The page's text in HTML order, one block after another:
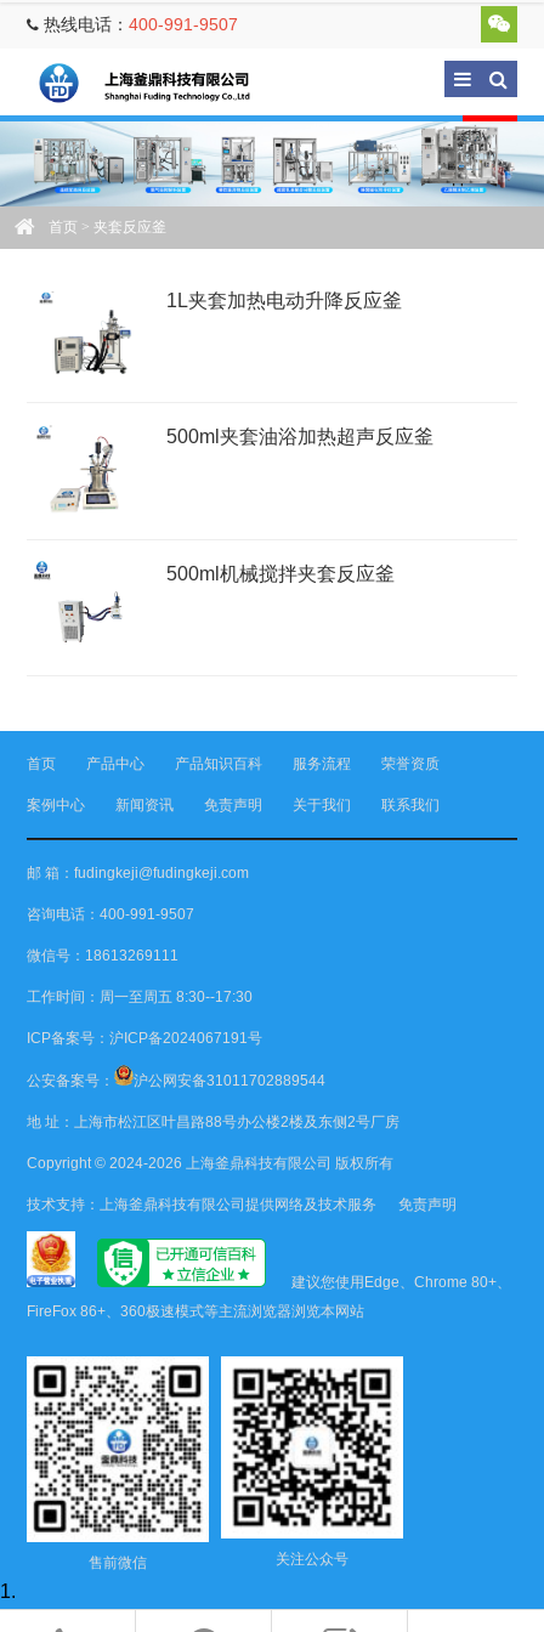
热线电话：400-991-9507
首页 > 夹套反应釜
1L夹套加热电动升降反应釜
500ml夹套油浴加热超声反应釜
500ml机械搅拌夹套反应釜
首页 产品中心 产品知识百科 服务流程 荣誉资质
案例中心 新闻资讯 免责声明 关于我们 联系我们
邮 箱：fudingkeji@fudingkeji.com
咨询电话：400-991-9507
微信号：18613269111
工作时间：周一至周五 8:30--17:30
ICP备案号：沪ICP备2024067191号
公安备案号： 沪公网安备31011702889544
地 址：上海市松江区叶昌路88号办公楼2楼及东侧2号厂房
Copyright © 2024-2026上海釜鼎科技有限公司 版权所有
技术支持：上海釜鼎科技有限公司提供网络及技术服务 免责声明
建议您使用Edge、Chrome 80+、
FireFox 86+、360极速模式等主流浏览器浏览本网站
售前微信 关注公众号
1.